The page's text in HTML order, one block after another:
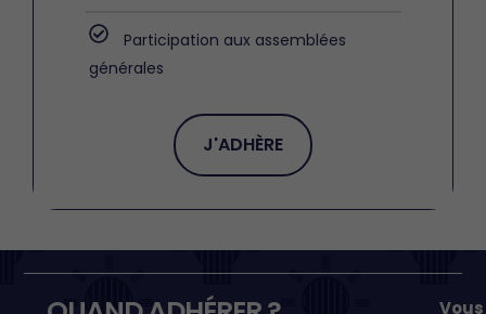
Participation aux assemblées
générales
J'ADHÈRE
Vous